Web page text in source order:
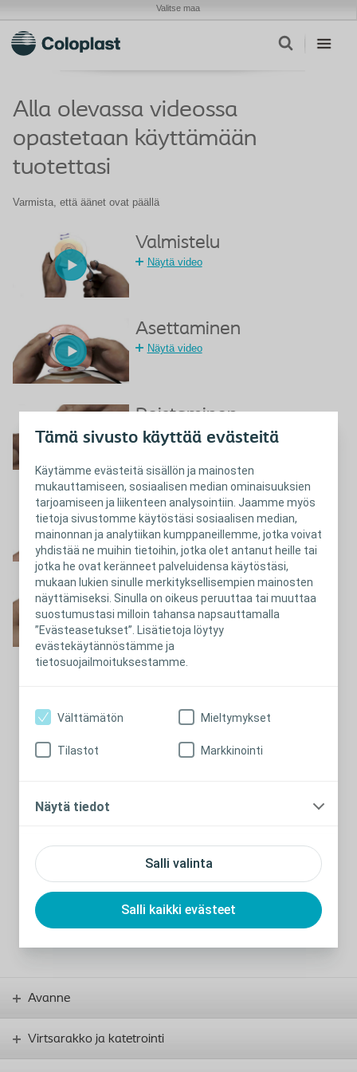
Tämä sivusto käyttää evästeitä
Käytämme evästeitä sisällön ja mainosten
mukauttamiseen, sosiaalisen median ominaisuuksien
tarjoamiseen ja liikenteen analysointiin. Jaamme myös
tietoja sivustomme käytöstäsi sosiaalisen median,
mainonnan ja analytiikan kumppaneillemme, jotka voivat
yhdistää ne muihin tietoihin, jotka olet antanut heille tai
jotka he ovat keränneet palveluidensa käytöstäsi,
mukaan lukien sinulle merkityksellisempien mainosten
näyttämiseksi. Sinulla on oikeus peruuttaa tai muuttaa
suostumustasi milloin tahansa napsauttamalla
”Evästeasetukset”. Lisätietoja löytyy
evästekäytännöstämme ja
tietosuojailmoituksestamme.
Salli valinta
Salli kaikki evästeet
Välttämätön Mieltymykset
Tilastot Markkinointi
Näytä tiedot
Valitse maa
Alla olevassa videossa
opastetaan käyttämään
tuotettasi
Varmista, että äänet ovat päällä
Valmistelu
Näytä video
Asettaminen
Näytä video
Poistaminen
Näytä video
Tyhjentäminen
Näytä video
Suodattimen
seuraaminen
Avanne
Virtsarakko ja katetrointi